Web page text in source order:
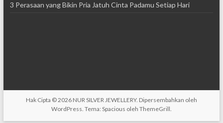
3 Perasaan yang Bikin Pria Jatuh Cinta Padamu Setiap Hari
Hak Cipta © 2026 NUR SILVER JEWELLERY. Dipersembahkan oleh
WordPress. Tema: Spacious oleh ThemeGrill.